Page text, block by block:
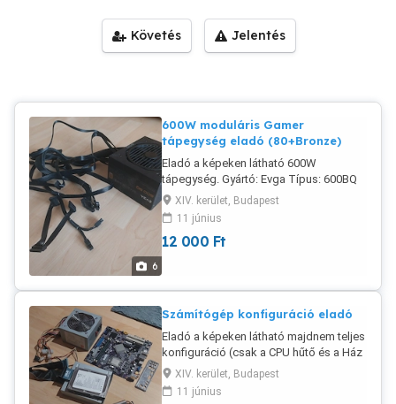
Követés Jelentés
6
600W moduláris Gamer
tápegység eladó (80+Bronze)
Eladó a képeken látható 600W
tápegység. Gyártó: Evga Típus: 600BQ
Hatásfok: 80+Bronze Teljesítmény:
600W Venti: 12cm Fix csatlakozók: 20+4
pines alplapi csatlakozó 4+4 pines CPU
csatlakozó Moduláris csatlakozók
db SATA csatlakozó - 3 db Molex
csatlakozó
XIV. kerület, Budapest
11 június
12 000 Ft
Számítógép konfiguráció eladó
Eladó a képeken látható majdnem teljes
konfiguráció (csak a CPU hűtő és a Ház
hiányzik). Alaplap: Evga CPU: Intel C2D
6420 RAM: 1 GB HDD: 200GB Dvdrw
Tápegység: 400W Igény esetén a képen
XIV. kerület, Budapest
11 június